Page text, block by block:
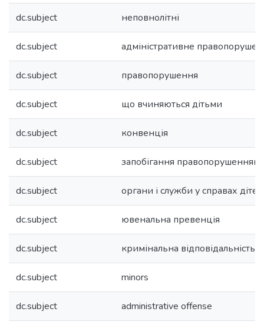
dc.subject неповнолітні
dc.subject адміністративне
dc.subject правопорушення
dc.subject що вчиняються дітьми
dc.subject конвенція
dc.subject запобігання правопорушенням
dc.subject органи і служби у справах дітей
dc.subject ювенальна превенція
dc.subject кримінальна відповідальність
dc.subject minors
dc.subject administrative offense